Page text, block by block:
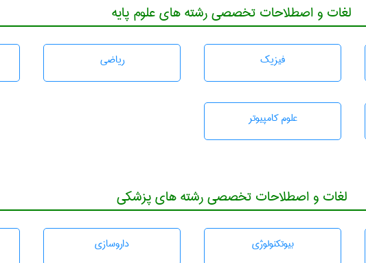
لغات و اصطلاحات تخصصی رشته های علوم پایه
فیزیک رياضی
علوم کامپیوتر
لغات و اصطلاحات تخصصی رشته های پزشکی
بيوتكنولوژی داروسازی